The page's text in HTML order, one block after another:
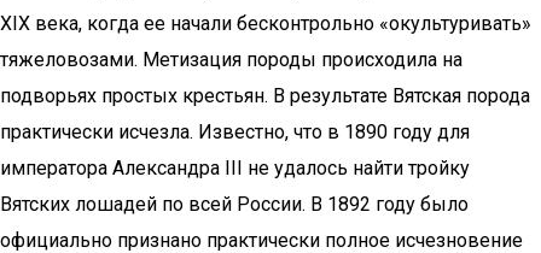
XIX века, когда ее начали бесконтрольно «окультуривать»
тяжеловозами. Метизация породы происходила на
подворьях простых крестьян. В результате Вятская порода
практически исчезла. Известно, что в 1890 году для
императора Александра III не удалось найти тройку
Вятских лошадей по всей России. В 1892 году было
официально признано практически полное исчезновение